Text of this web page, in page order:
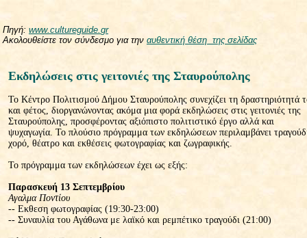
Πηγή: www.cultureguide.gr
Ακολουθείστε τον σύνδεσμο για την αυθεντική θέση της σελίδας
Eκδηλώσεις στις γειτονιές της Σταυρούπολης
Το Κέντρο Πολιτισμού Δήμου Σταυρούπολης συνεχίζει τη δραστηριότητά
και φέτος, διοργανώνοντας ακόμα μια φορά εκδηλώσεις στις γειτονιές της
Σταυρούπολης, προσφέροντας αξιόπιστο πολιτιστικό έργο αλλά και
ψυχαγωγία. Το πλούσιο πρόγραμμα των εκδηλώσεων περιλαμβάνει
χορό, θέατρο και εκθέσεις φωτογραφίας και ζωγραφικής.
Το πρόγραμμα των εκδηλώσεων έχει ως εξής:
Παρασκευή 13 Σεπτεμβρίου
Αγαλμα Ποντίου
-- Εκθεση φωτογραφίας (19:30-23:00)
-- Συναυλία του Αγάθωνα με λαϊκό και ρεμπέτικο τραγούδι (21:00)